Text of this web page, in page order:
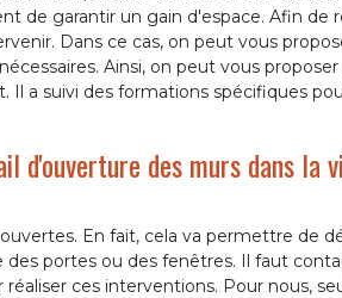
de garantir un gain d'espace. Afin de
Dans ce cas, on peut vous
Ainsi, on peut vous
a suivi des formations spécifiques
d'ouverture des murs dans la
En fait, cela va permettre de
portes ou des fenêtres. Il faut
ces interventions. Pour nous,